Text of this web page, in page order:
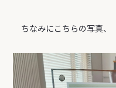
ちなみにこちらの写真、